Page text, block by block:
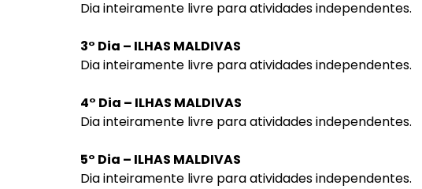
Dia inteiramente livre para atividades independentes.
3° Dia – ILHAS MALDIVAS
Dia inteiramente livre para atividades independentes.
4° Dia – ILHAS MALDIVAS
Dia inteiramente livre para atividades independentes.
5° Dia – ILHAS MALDIVAS
Dia inteiramente livre para atividades independentes.